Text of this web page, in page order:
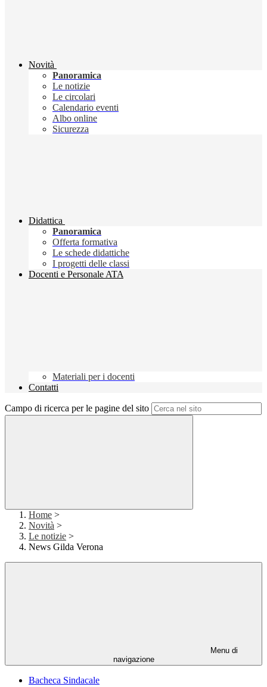
Novità
Panoramica
Le notizie
Le circolari
Calendario eventi
Albo online
Sicurezza
Didattica
Panoramica
Offerta formativa
Le schede didattiche
I progetti delle classi
Docenti e Personale ATA
Materiali per i docenti
Contatti
Campo di ricerca per le pagine del sito
Home >
Novità >
Le notizie >
News Gilda Verona
Menu di
navigazione
Bacheca Sindacale